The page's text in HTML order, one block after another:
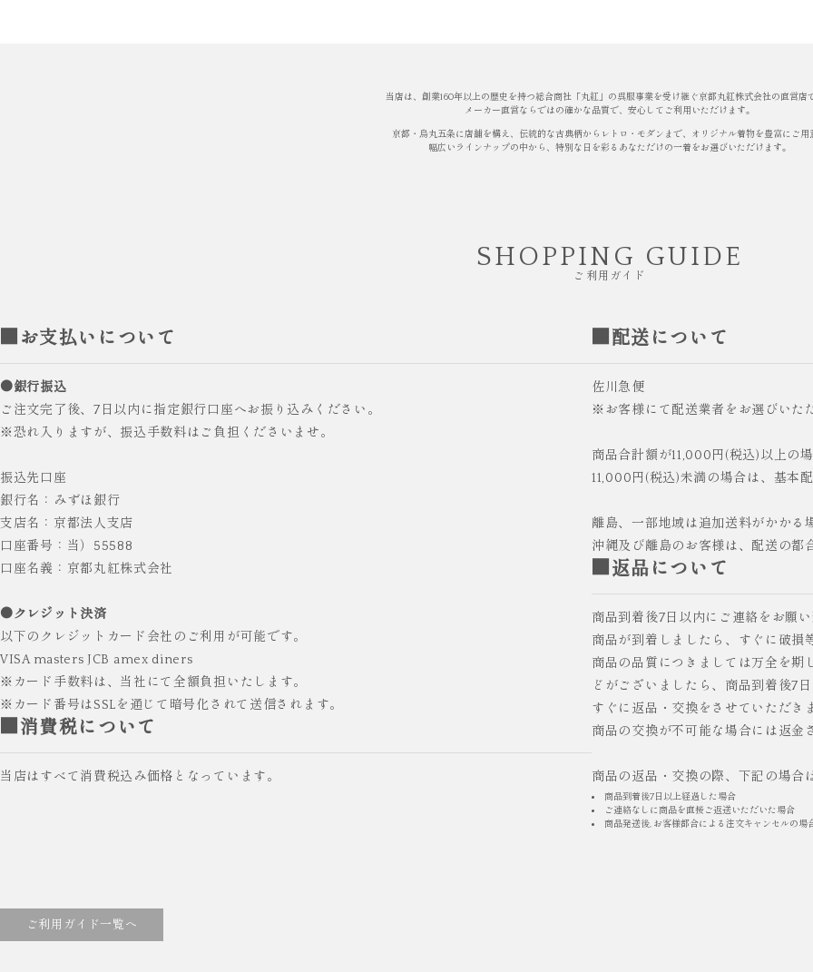
当店は、創業160年以上の歴史を持つ総合商社「丸紅」の呉服事業を受け継ぐ京都丸紅株式会社の直営店
メーカー直営ならではの確かな品質で、安心してご利用いただけます。
京都・烏丸五条に店舗を構え、伝統的な古典柄からレトロ・モダンまで、オリジナル着物を豊富にご用
幅広いラインナップの中から、特別な日を彩るあなただけの一着をお選びいただけます。
SHOPPING GUIDE
ご利用ガイド
■お支払いについて
●銀行振込
ご注文完了後、7日以内に指定銀行口座へお振り込みください。
※恐れ入りますが、振込手数料はご負担くださいませ。
振込先口座
銀行名：みずほ銀行
支店名：京都法人支店
口座番号：当）55588
口座名義：京都丸紅株式会社
●クレジット決済
以下のクレジットカード会社のご利用が可能です。
VISA masters JCB amex diners
※カード手数料は、当社にて全額負担いたします。
※カード番号はSSLを通じて暗号化されて送信されます。
■消費税について
当店はすべて消費税込み価格となっています。
■配送について
佐川急便
※お客様にて配送業者をお選びいた
商品合計額が11,000円(税込)以上の
11,000円(税込)未満の場合は、基本
離島、一部地域は追加送料がかかる
沖縄及び離島のお客様は、配送の都
■返品について
商品到着後7日以内にご連絡をお願い
商品が到着しましたら、すぐに破損
商品の品質につきましては万全を期
どがございましたら、商品到着後7
すぐに返品・交換をさせていただき
商品の交換が不可能な場合には返金
商品の返品・交換の際、下記の場合
商品到着後7日以上経過した場合
ご連絡なしに商品を直接ご返送いただいた場合
商品発送後, お客様都合による注文キャンセルの場
ご利用ガイド一覧へ